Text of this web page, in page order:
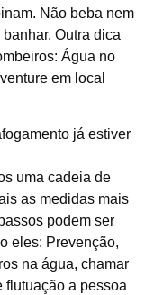
Não beba nem
Outra dica
Água no
em local
já estiver
uma cadeia de
as medidas mais
podem ser
eles: Prevenção,
na água, chamar
flutuação a pessoa